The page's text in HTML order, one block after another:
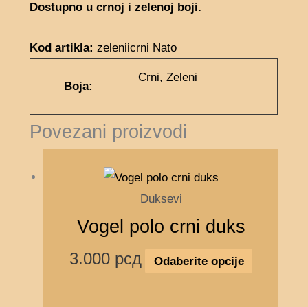
Dostupno u crnoj i zelenoj boji.
Kod artikla: zeleniicrni Nato
Boja:
Crni, Zeleni
Povezani proizvodi
Duksevi
Vogel polo crni duks
3.000 рсд Odaberite opcije